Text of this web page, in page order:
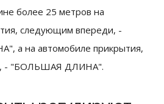
более 25 метров на
следующим впереди, -
на автомобиле прикрытия,
- "БОЛЬШАЯ ДЛИНА".